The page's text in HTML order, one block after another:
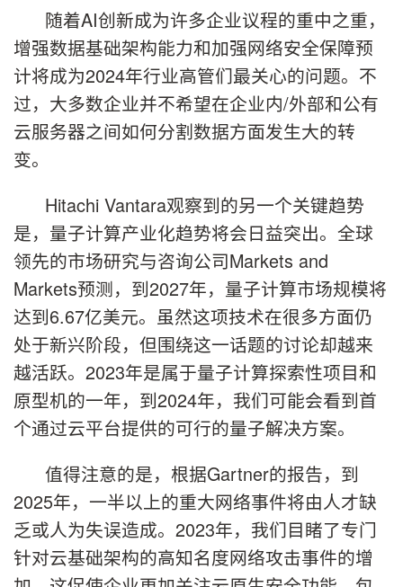
随着AI创新成为许多企业议程的重中之重，
增强数据基础架构能力和加强网络安全保障预
计将成为2024年行业高管们最关心的问题。不
过，大多数企业并不希望在企业内/外部和公有
云服务器之间如何分割数据方面发生大的转
变。
Hitachi Vantara观察到的另一个关键趋势
是，量子计算产业化趋势将会日益突出。全球
领先的市场研究与咨询公司Markets and
Markets预测，到2027年，量子计算市场规模将
达到6.67亿美元。虽然这项技术在很多方面仍
处于新兴阶段，但围绕这一话题的讨论却越来
越活跃。2023年是属于量子计算探索性项目和
原型机的一年，到2024年，我们可能会看到首
个通过云平台提供的可行的量子解决方案。
值得注意的是，根据Gartner的报告，到
2025年，一半以上的重大网络事件将由人才缺
乏或人为失误造成。2023年，我们目睹了专门
针对云基础架构的高知名度网络攻击事件的增